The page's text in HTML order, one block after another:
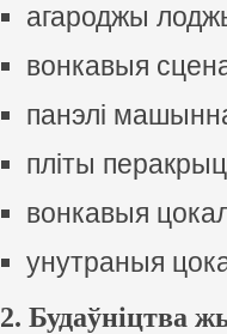
агароджы
вонкавыя
панэлі
пліты
вонкавыя
унутраныя
2. Будаўніцтва